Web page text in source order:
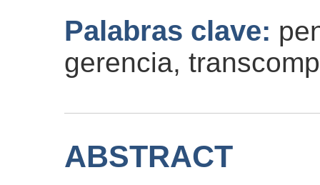
Palabras clave:
gerencia,
ABSTRACT